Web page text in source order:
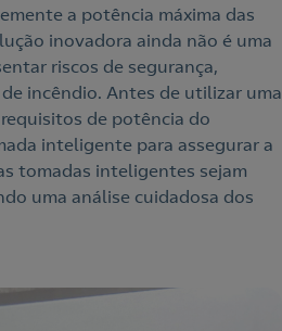
a potência máxima das
inovadora ainda não é uma
riscos de segurança,
incêndio. Antes de utilizar uma
de potência do
inteligente para assegurar a
tomadas inteligentes sejam
uma análise cuidadosa dos